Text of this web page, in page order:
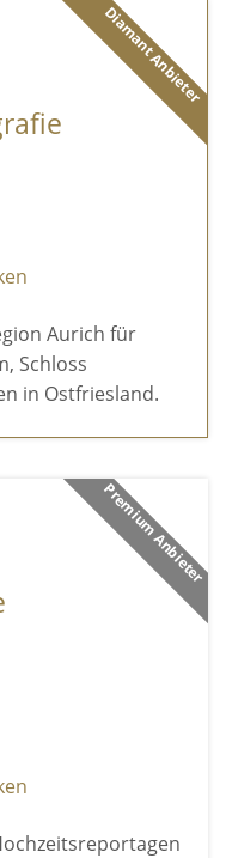
Diamant Anbieter
Aurich für
Schloss
in Ostfriesland.
Premium Anbieter